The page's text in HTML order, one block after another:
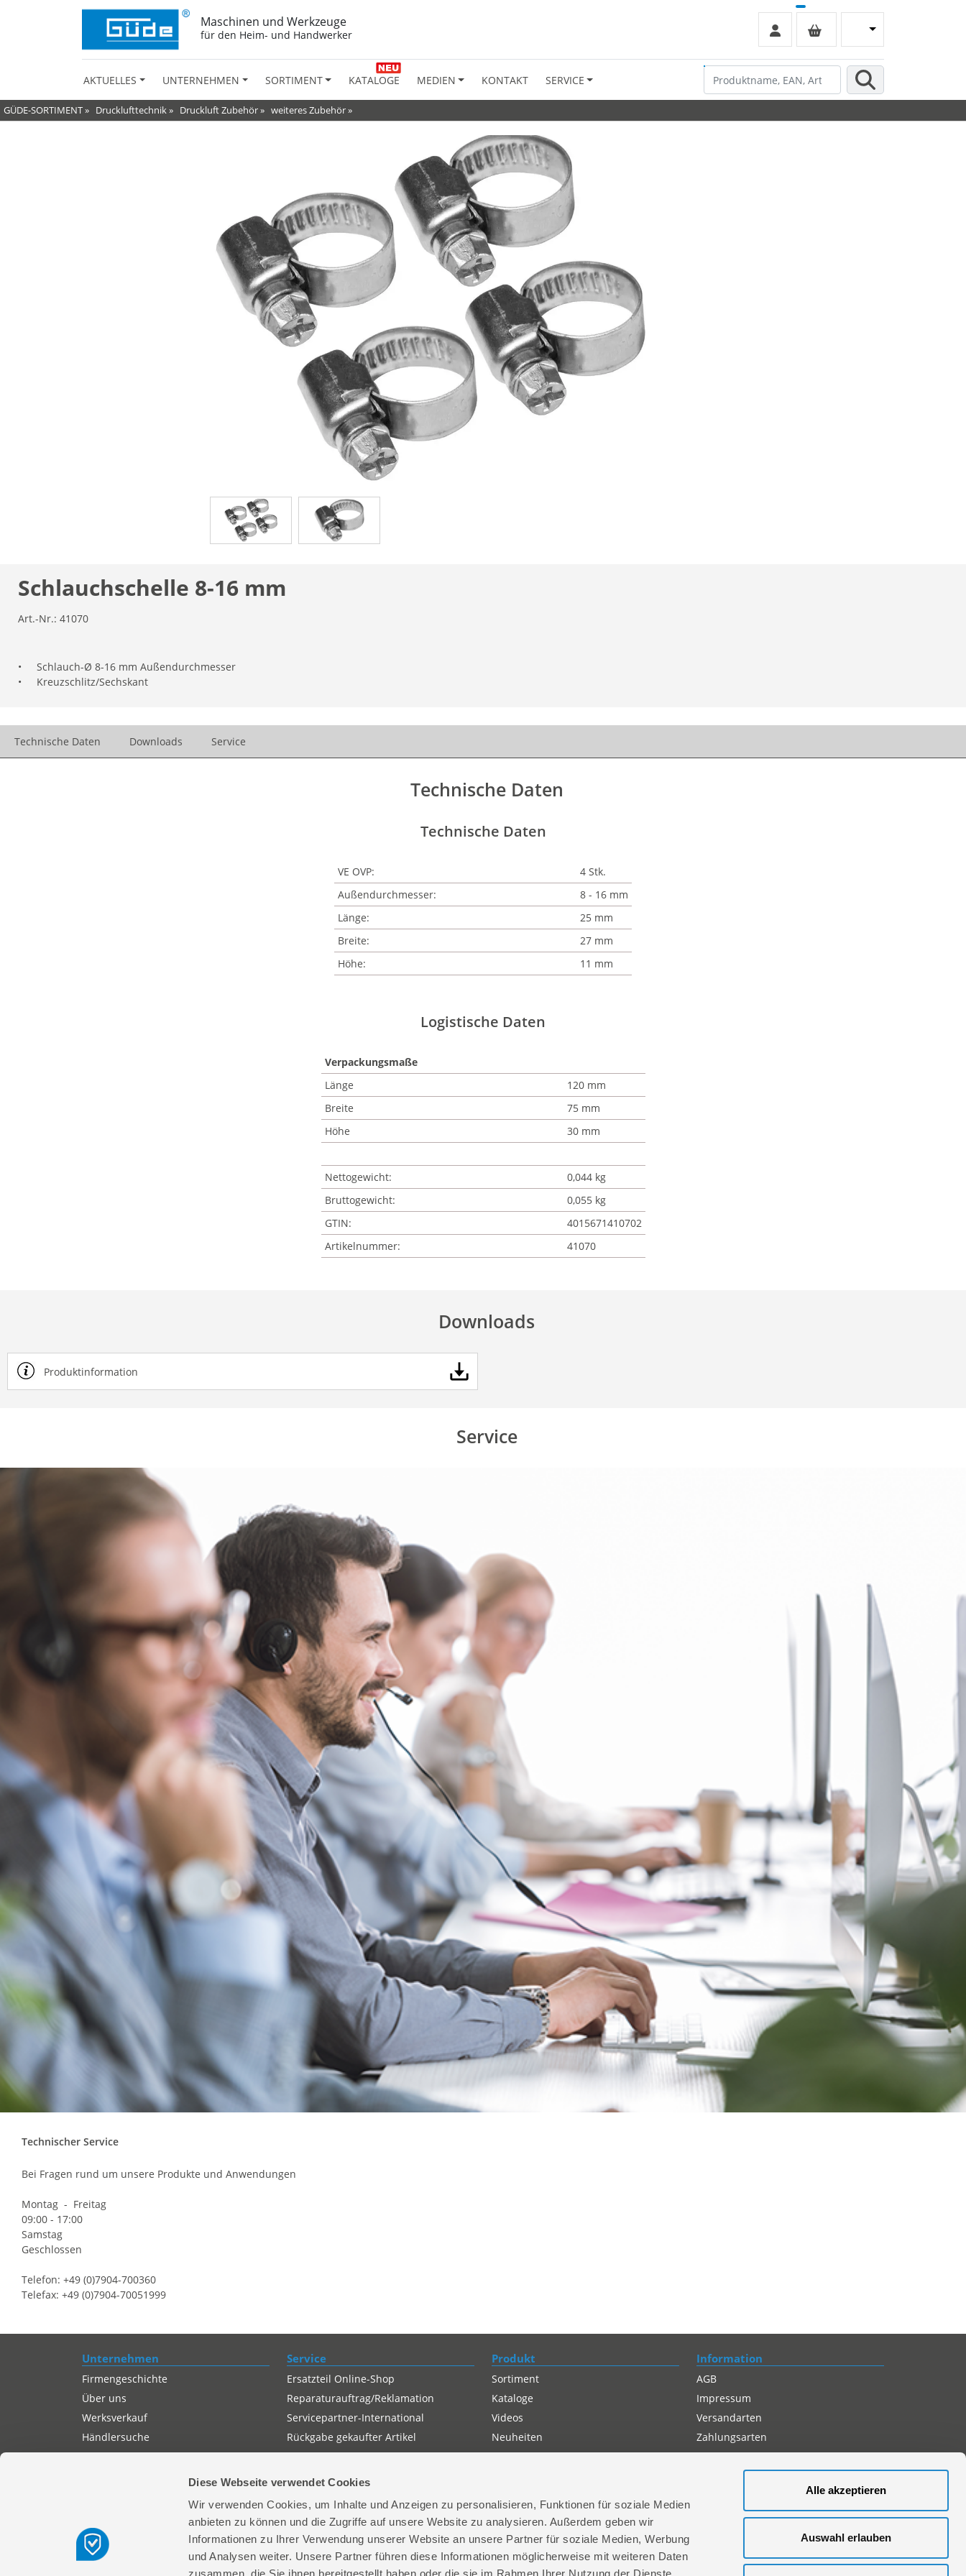
Diese Webseite verwendet Cookies
Wir verwenden Cookies, um Inhalte und Anzeigen zu personalisieren, Funktionen für soziale Medien
anbieten zu können und die Zugriffe auf unsere Website zu analysieren. Außerdem geben wir
Informationen zu Ihrer Verwendung unserer Website an unsere Partner für soziale Medien, Werbung
und Analysen weiter. Unsere Partner führen diese Informationen möglicherweise mit weiteren Daten
Alle akzeptieren
Auswahl erlauben
Maschinen und Werkzeuge
für den Heim- und Handwerker
AKTUELLES UNTERNEHMEN SORTIMENT KATALOGE MEDIEN KONTAKT SERVICE
GÜDE-SORTIMENT» Drucklufttechnik» Druckluft Zubehör» weiteres Zubehör»
Schlauchschelle 8-16 mm
Art.-Nr.: 41070
•
Schlauch-Ø 8-16 mm Außendurchmesser
•
Kreuzschlitz/Sechskant
Technische Daten Downloads Service
Technische Daten
Technische Daten
VE OVP:
4 Stk.
Außendurchmesser:
8 - 16 mm
Länge:
25 mm
Breite:
27 mm
Höhe:
11 mm
Logistische Daten
Verpackungsmaße
Länge
120 mm
Breite
75 mm
Höhe
30 mm
Nettogewicht:
0,044 kg
Bruttogewicht:
0,055 kg
GTIN:
4015671410702
Artikelnummer:
41070
Downloads
Produktinformation
Service
Technischer Service
Bei Fragen rund um unsere Produkte und Anwendungen
Montag - Freitag
09:00 - 17:00
Samstag
Geschlossen
Telefon: +49 (0)7904-700360
Telefax: +49 (0)7904-70051999
Unternehmen
Firmengeschichte
Über uns
Werksverkauf
Händlersuche
Servicepartner-International
Autorisierter Internetpartner
Service
Ersatzteil Online-Shop
Reparaturauftrag/Reklamation
Servicepartner-International
Rückgabe gekaufter Artikel
Produkt
Sortiment
Kataloge
Videos
Neuheiten
Information
AGB
Impressum
Versandarten
Zahlungsarten
Compliance
Datenschutz